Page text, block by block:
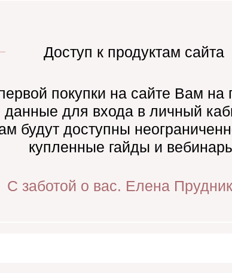
Доступ к продуктам сайта
покупки на сайте Вам на
данные для входа в личный
будут доступны
купленные гайды и
С заботой о вас. Елена